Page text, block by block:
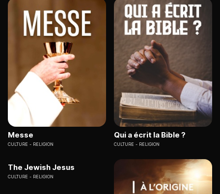
Messe
CULTURE RELIGION
Qui a écrit la Bible ?
CULTURE RELIGION
The Jewish Jesus
CULTURE RELIGION